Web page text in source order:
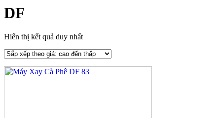
DF
Hiển thị kết quả duy nhất